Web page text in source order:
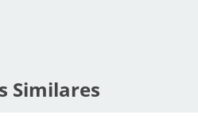
Similares